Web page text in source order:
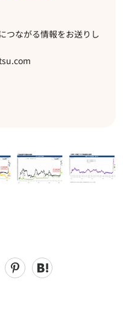
つながる情報をお送りし